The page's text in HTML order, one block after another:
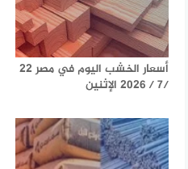
أسعار الخشب اليوم في مصر 22
/7 / 2026 الإثنين